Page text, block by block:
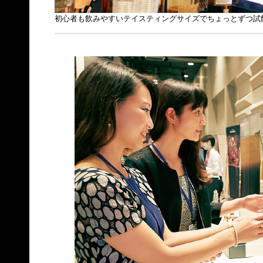
初心者も飲みやすいテイスティングサイズでちょっとずつ試